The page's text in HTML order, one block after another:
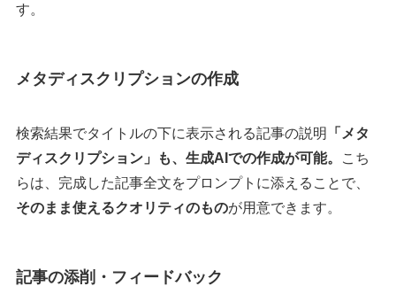
す。
メタディスクリプションの作成
検索結果でタイトルの下に表示される記事の説明
「メタ
ディスクリプション」も、生成AIでの作成が可能。
こち
らは、完成した記事全文をプロンプトに添えることで、
そのまま使えるクオリティのものが用意できます。
記事の添削・フィードバック